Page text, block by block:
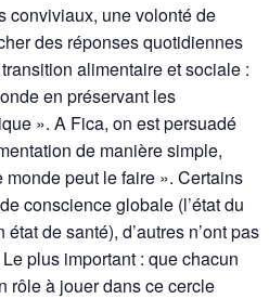
conviviaux, une volonté de
des réponses quotidiennes
alimentaire et sociale :
en préservant les
». A Fica, on est persuadé
de manière simple,
peut le faire ». Certains
conscience globale (l’état du
de santé), d’autres n’ont pas
plus important : que chacun
rôle à jouer dans ce cercle